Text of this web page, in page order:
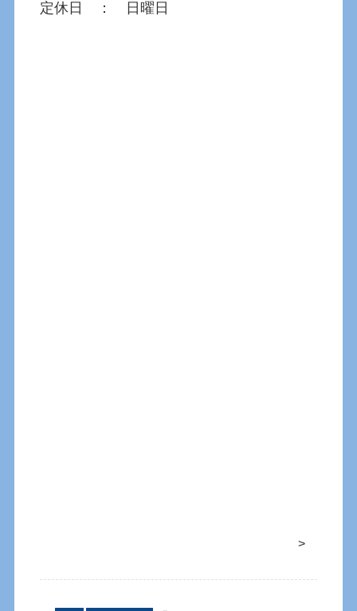
定休日 ： 日曜日
>